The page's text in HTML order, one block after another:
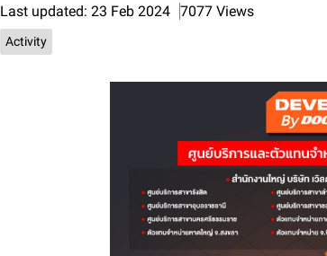
Last updated: 23 Feb 2024 7077 Views
Activity